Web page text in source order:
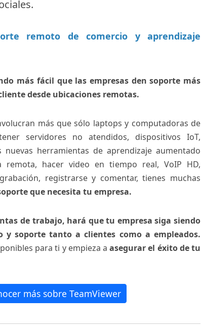
remoto de comercio y aprendizaje
más fácil que las empresas den soporte más
desde ubicaciones remotas.
más que sólo laptops y computadoras de
servidores no atendidos, dispositivos IoT,
herramientas de aprendizaje aumentado
hacer video en tiempo real, VoIP HD,
registrarse y comentar, tienes muchas
que necesita tu empresa.
de trabajo, hará que tu empresa siga siendo
y soporte tanto a clientes como a empleados.
para ti y empieza aasegurar el éxito de tu
más sobre TeamViewer